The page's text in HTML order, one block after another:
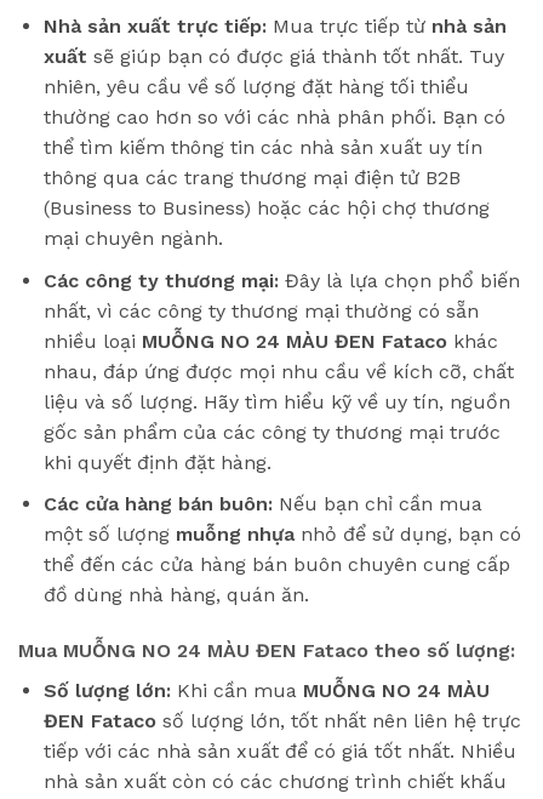
Nhà sản xuất trực tiếp:Mua trực tiếp từ nhà sản
xuất sẽ giúp bạn có được giá thành tốt nhất. Tuy
nhiên, yêu cầu về số lượng đặt hàng tối thiểu
thường cao hơn so với các nhà phân phối. Bạn có
thể tìm kiếm thông tin các nhà sản xuất uy tín
thông qua các trang thương mại điện tử B2B
(Business to Business) hoặc các hội chợ thương
mại chuyên ngành.
Các công ty thương mại:Đây là lựa chọn phổ biến
nhất, vì các công ty thương mại thường có sẵn
nhiều loại MUỖNG NO 24 MÀU ĐEN Fatacokhác
nhau, đáp ứng được mọi nhu cầu về kích cỡ, chất
liệu và số lượng. Hãy tìm hiểu kỹ về uy tín, nguồn
gốc sản phẩm của các công ty thương mại trước
khi quyết định đặt hàng.
Các cửa hàng bán buôn:Nếu bạn chỉ cần mua
một số lượng muỗng nhựanhỏ để sử dụng, bạn có
thể đến các cửa hàng bán buôn chuyên cung cấp
đồ dùng nhà hàng, quán ăn.
Mua MUỖNG NO 24 MÀU ĐEN Fataco theo số lượng:
Số lượng lớn:Khi cần mua MUỖNG NO 24 MÀU
ĐEN Fatacosố lượng lớn, tốt nhất nên liên hệ trực
tiếp với các nhà sản xuất để có giá tốt nhất. Nhiều
nhà sản xuất còn có các chương trình chiết khấu